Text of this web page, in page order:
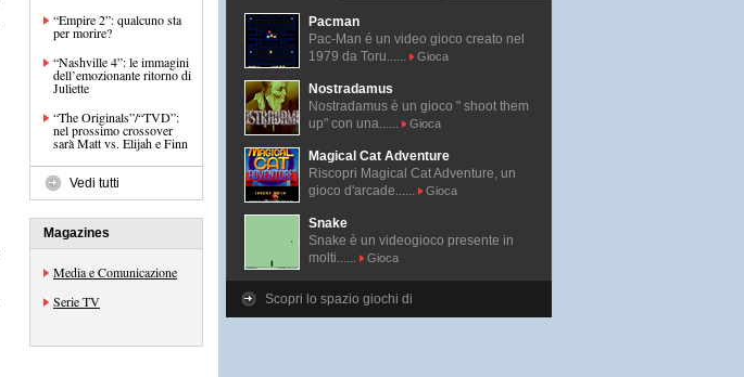
“Empire 2”: qualcuno sta
per morire?
“Nashville 4”: le immagini
dell’emozionante ritorno di
Juliette
“The Originals”/“TVD”:
nel prossimo crossover
sarà Matt vs. Elijah e Finn
Vedi tutti
Magazines
Media e Comunicazione
Serie TV
Pacman
Pac-Man é un video gioco creato nel
1979 da Toru......
Gioca
Nostradamus
Nostradamus è un gioco " shoot them
up" con una......
Gioca
Magical Cat Adventure
Riscopri Magical Cat Adventure, un
gioco d'arcade......
Gioca
Snake
Snake è un videogioco presente in
molti......
Gioca
Scopri lo spazio giochi di